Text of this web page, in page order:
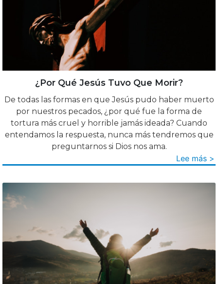
¿Por Qué Jesús Tuvo Que Morir?
De todas las formas en que Jesús pudo haber muerto
por nuestros pecados, ¿por qué fue la forma de
tortura más cruel y horrible jamás ideada? Cuando
entendamos la respuesta, nunca más tendremos que
preguntarnos si Dios nos ama.
Lee más >